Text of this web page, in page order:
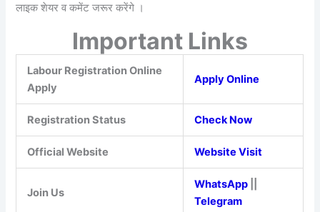
लाइक शेयर व कमेंट जरूर करेंगे ।
Important Links
Labour Registration Online
Apply
Apply Online
Registration Status Check Now
Official Website Website Visit
Join Us
WhatsApp
Telegram